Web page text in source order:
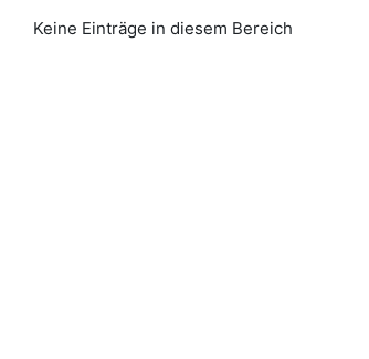
Keine Einträge in diesem Bereich